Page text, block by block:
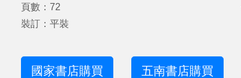
頁數：72
裝訂：平裝
國家書店購買 五南書店購買